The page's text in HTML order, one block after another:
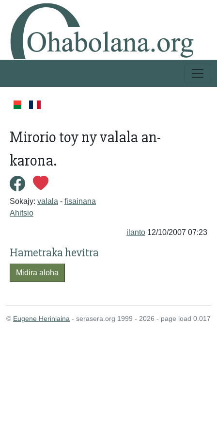
Mirorio toy ny valala an-
karona.
Sokajy: valala - fisainana
Ahitsio
ilanto 12/10/2007 07:23
Hametraka hevitra
Midira aloha
© Eugene Heriniaina - serasera.org 1999 - 2026 - page load 0.017